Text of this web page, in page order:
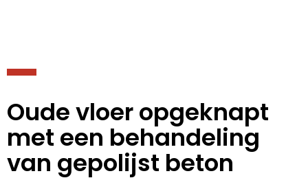
Oude vloer opgeknapt
met een behandeling
van gepolijst beton